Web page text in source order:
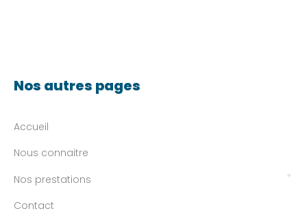
Nos autres pages
Accueil
Nous connaitre
Nos prestations
Contact